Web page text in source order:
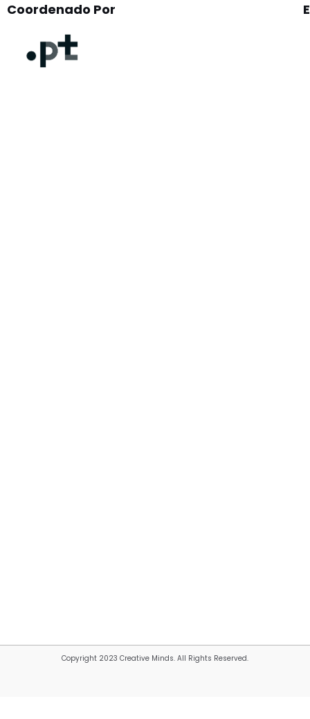
Coordenado Por
Copyright 2023 Creative Minds. All Rights Reserved.